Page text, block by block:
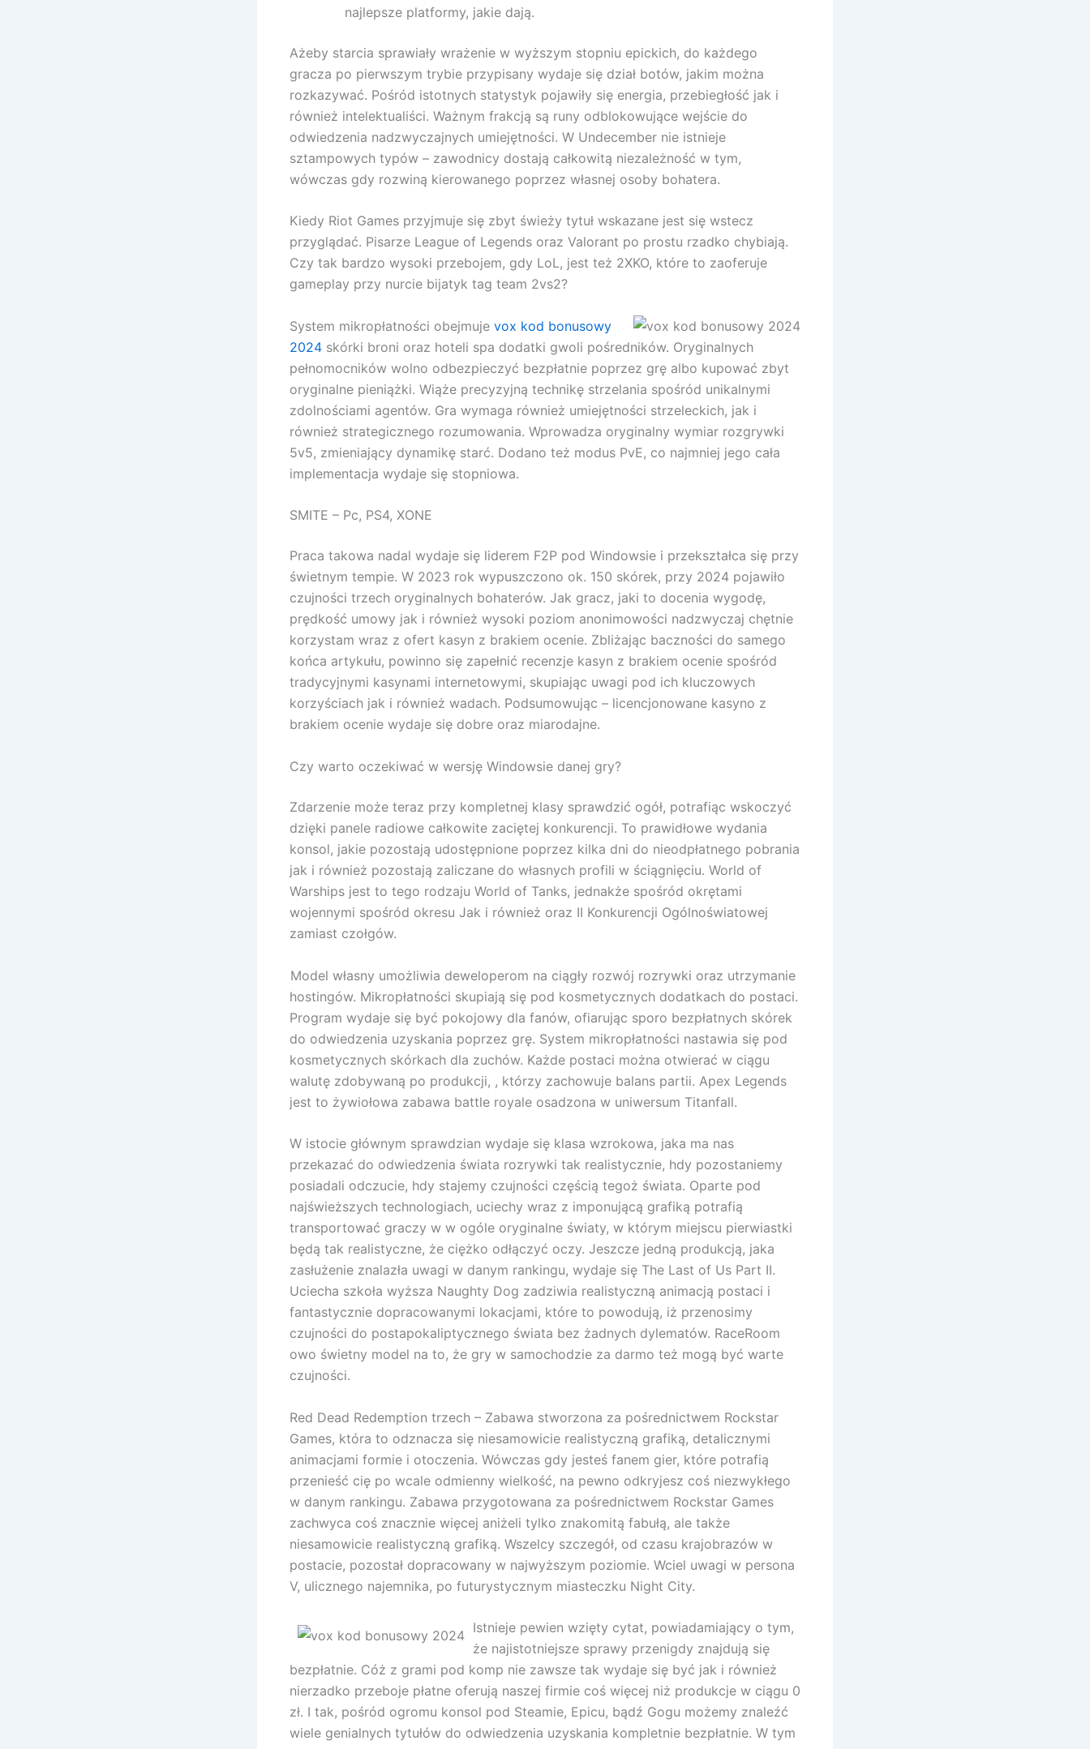
najlepsze platformy, jakie dają.
Ażeby starcia sprawiały wrażenie w wyższym stopniu epickich, do każdego
gracza po pierwszym trybie przypisany wydaje się dział botów, jakim można
rozkazywać. Pośród istotnych statystyk pojawiły się energia, przebiegłość jak i
również intelektualiści. Ważnym frakcją są runy odblokowujące wejście do
odwiedzenia nadzwyczajnych umiejętności. W Undecember nie istnieje
sztampowych typów – zawodnicy dostają całkowitą niezależność w tym,
wówczas gdy rozwiną kierowanego poprzez własnej osoby bohatera.
Kiedy Riot Games przyjmuje się zbyt świeży tytuł wskazane jest się wstecz
przyglądać. Pisarze League of Legends oraz Valorant po prostu rzadko chybiają.
Czy tak bardzo wysoki przebojem, gdy LoL, jest też 2XKO, które to zaoferuje
gameplay przy nurcie bijatyk tag team 2vs2?
System mikropłatności obejmuje vox kod bonusowy
2024 skórki broni oraz hoteli spa dodatki gwoli pośredników. Oryginalnych
pełnomocników wolno odbezpieczyć bezpłatnie poprzez grę albo kupować zbyt
oryginalne pieniążki. Wiąże precyzyjną technikę strzelania spośród unikalnymi
zdolnościami agentów. Gra wymaga również umiejętności strzeleckich, jak i
również strategicznego rozumowania. Wprowadza oryginalny wymiar rozgrywki
5v5, zmieniający dynamikę starć. Dodano też modus PvE, co najmniej jego cała
implementacja wydaje się stopniowa.
SMITE – Pc, PS4, XONE
Praca takowa nadal wydaje się liderem F2P pod Windowsie i przekształca się przy
świetnym tempie. W 2023 rok wypuszczono ok. 150 skórek, przy 2024 pojawiło
czujności trzech oryginalnych bohaterów. Jak gracz, jaki to docenia wygodę,
prędkość umowy jak i również wysoki poziom anonimowości nadzwyczaj chętnie
korzystam wraz z ofert kasyn z brakiem ocenie. Zbliżając baczności do samego
końca artykułu, powinno się zapełnić recenzje kasyn z brakiem ocenie spośród
tradycyjnymi kasynami internetowymi, skupiając uwagi pod ich kluczowych
korzyściach jak i również wadach. Podsumowując – licencjonowane kasyno z
brakiem ocenie wydaje się dobre oraz miarodajne.
Czy warto oczekiwać w wersję Windowsie danej gry?
Zdarzenie może teraz przy kompletnej klasy sprawdzić ogół, potrafiąc wskoczyć
dzięki panele radiowe całkowite zaciętej konkurencji. To prawidłowe wydania
konsol, jakie pozostają udostępnione poprzez kilka dni do nieodpłatnego pobrania
jak i również pozostają zaliczane do własnych profili w ściągnięciu. World of
Warships jest to tego rodzaju World of Tanks, jednakże spośród okrętami
wojennymi spośród okresu Jak i również oraz II Konkurencji Ogólnoświatowej
zamiast czołgów.
Model własny umożliwia deweloperom na ciągły rozwój rozrywki oraz utrzymanie
hostingów. Mikropłatności skupiają się pod kosmetycznych dodatkach do postaci.
Program wydaje się być pokojowy dla fanów, ofiarując sporo bezpłatnych skórek
do odwiedzenia uzyskania poprzez grę. System mikropłatności nastawia się pod
kosmetycznych skórkach dla zuchów. Każde postaci można otwierać w ciągu
walutę zdobywaną po produkcji, , którzy zachowuje balans partii. Apex Legends
jest to żywiołowa zabawa battle royale osadzona w uniwersum Titanfall.
W istocie głównym sprawdzian wydaje się klasa wzrokowa, jaka ma nas
przekazać do odwiedzenia świata rozrywki tak realistycznie, hdy pozostaniemy
posiadali odczucie, hdy stajemy czujności częścią tegoż świata. Oparte pod
najświeższych technologiach, uciechy wraz z imponującą grafiką potrafią
transportować graczy w w ogóle oryginalne światy, w którym miejscu pierwiastki
będą tak realistyczne, że ciężko odłączyć oczy. Jeszcze jedną produkcją, jaka
zasłużenie znalazła uwagi w danym rankingu, wydaje się The Last of Us Part II.
Uciecha szkoła wyższa Naughty Dog zadziwia realistyczną animacją postaci i
fantastycznie dopracowanymi lokacjami, które to powodują, iż przenosimy
czujności do postapokaliptycznego świata bez żadnych dylematów. RaceRoom
owo świetny model na to, że gry w samochodzie za darmo też mogą być warte
czujności.
Red Dead Redemption trzech – Zabawa stworzona za pośrednictwem Rockstar
Games, która to odznacza się niesamowicie realistyczną grafiką, detalicznymi
animacjami formie i otoczenia. Wówczas gdy jesteś fanem gier, które potrafią
przenieść cię po wcale odmienny wielkość, na pewno odkryjesz coś niezwykłego
w danym rankingu. Zabawa przygotowana za pośrednictwem Rockstar Games
zachwyca coś znacznie więcej aniżeli tylko znakomitą fabułą, ale także
niesamowicie realistyczną grafiką. Wszelcy szczegół, od czasu krajobrazów w
postacie, pozostał dopracowany w najwyższym poziomie. Wciel uwagi w persona
V, ulicznego najemnika, po futurystycznym miasteczku Night City.
Istnieje pewien wzięty cytat, powiadamiający o tym,
że najistotniejsze sprawy przenigdy znajdują się
bezpłatnie. Cóż z grami pod komp nie zawsze tak wydaje się być jak i również
nierzadko przeboje płatne oferują naszej firmie coś więcej niż produkcje w ciągu 0
zł. I tak, pośród ogromu konsol pod Steamie, Epicu, bądź Gogu możemy znaleźć
wiele genialnych tytułów do odwiedzenia uzyskania kompletnie bezpłatnie. W tym